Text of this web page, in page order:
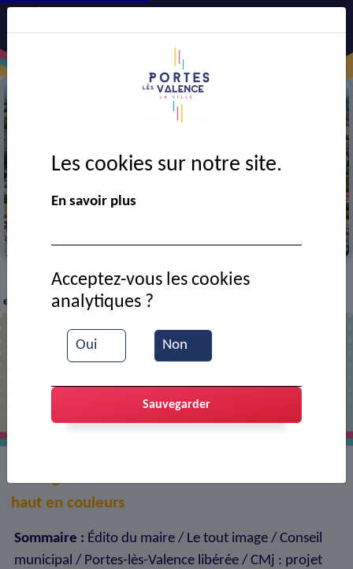
La mairie de Portes-lès-
> Actualités > Le Portes-infos de septembre/octobre
est sorti !
Le Portes-infos de
septembre/octobre est sorti !
haut en couleurs
Sommaire : Édito du maire / Le tout image / Conseil
municipal / Portes-lès-Valence libérée / CMj : projet
Les cookies sur notre site.
En savoir plus
Oui Non
Acceptez-vous les cookies
analytiques ?
Sauvegarder